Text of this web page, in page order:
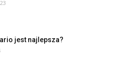
jest najlepsza?